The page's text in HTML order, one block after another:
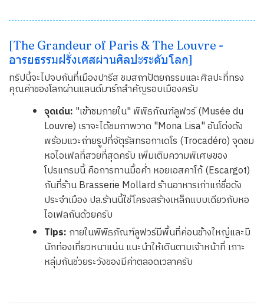
[The Grandeur of Paris & The Louvre -
อารยธรรมฝรั่งเศสผ่านศิลปะระดับโลก]
ทริปนี้จะไปจบกันที่เมืองปารีส ชมสถาปัตยกรรมและศิลปะที่ทรง
คุณค่าของโลกผ่านแลนด์มาร์กสำคัญรอบเมืองครับ
จุดเด่น: "เข้าชมภายใน" พิพิธภัณฑ์ลูฟวร์ (Musée du
Louvre) เราจะได้ชมภาพวาด "Mona Lisa" อันโด่งดัง
พร้อมแวะถ่ายรูปที่จัตุรัสทรอกาเดโร (Trocadéro) จุดชม
หอไอเฟลที่สวยที่สุดครับ เพิ่มเติมความพิเศษของ
โปรแกรมนี้ คือการทานมื้อค่ำ หอยเอสคาโก้ (Escargot)
กันที่ร้าน Brasserie Mollard ร้านอาหารเก่าแก่ชื่อดัง
ประจำเมือง ปล.ร้านนี้ใช้โครงสร้างเหล็กแบบเดียวกับหอ
ไอเฟลกันด้วยครับ
Tips: ภายในพิพิธภัณฑ์ลูฟวร์มีพื้นที่ค่อนข้างใหญ่และมี
นักท่องเที่ยวหนาแน่น แนะนำให้เดินตามเจ้าหน้าที่ เกาะ
หลุ่มกันช่วยระวังของมีค่าตลอดเวลาครับ